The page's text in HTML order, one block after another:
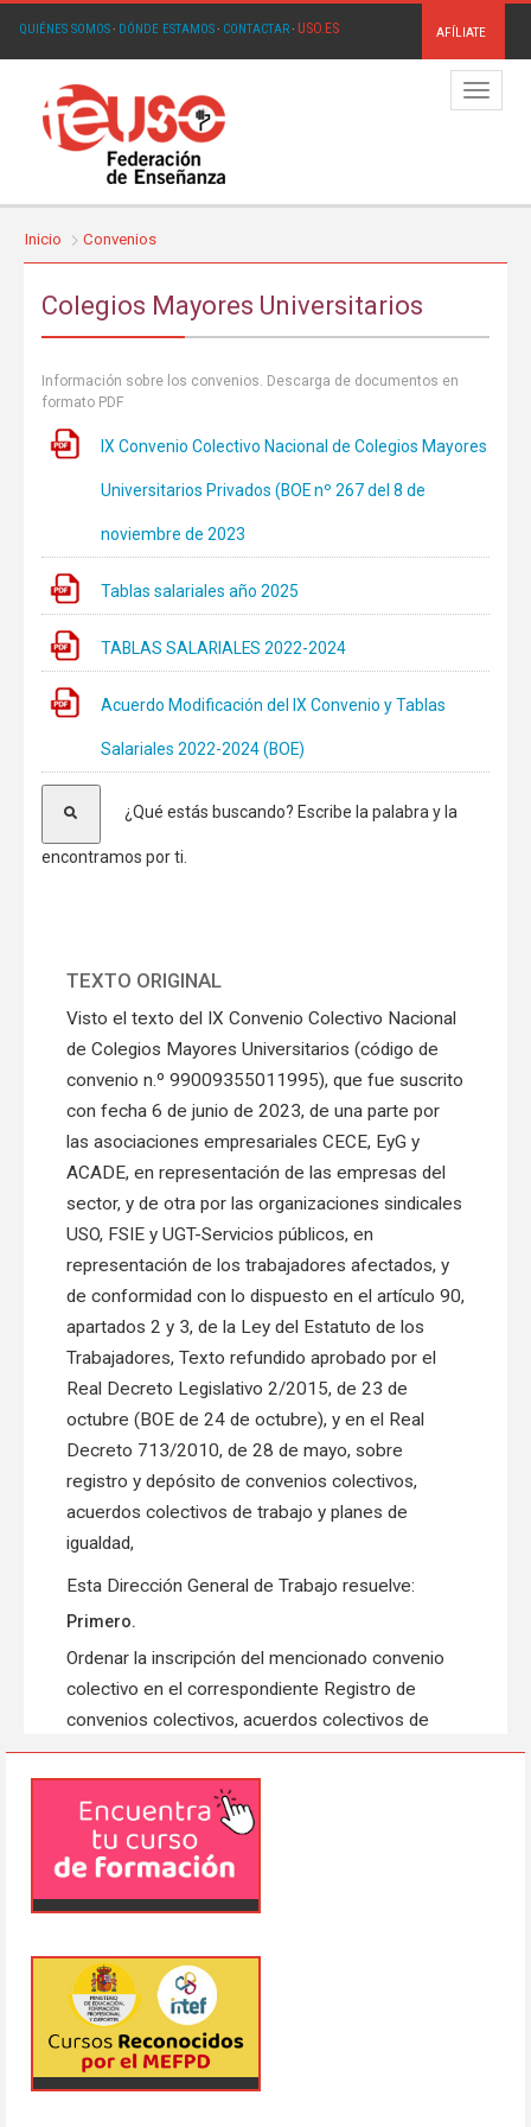
QUIÉNES SOMOS· DÓNDE ESTAMOS· CONTACTAR· USO.ES AFÍLIATE
Menú
Inicio Convenios
Colegios Mayores Universitarios
Información sobre los convenios. Descarga de documentos en
formato PDF
IX Convenio Colectivo Nacional de Colegios Mayores
Universitarios Privados (BOE nº 267 del 8 de
noviembre de 2023
Tablas salariales año 2025
TABLAS SALARIALES 2022-2024
Acuerdo Modificación del IX Convenio y Tablas
Salariales 2022-2024 (BOE)
¿Qué estás buscando? Escribe la palabra y la
encontramos por ti.
TEXTO ORIGINAL
Visto el texto del IX Convenio Colectivo Nacional
de Colegios Mayores Universitarios (código de
convenio n.º 99009355011995), que fue suscrito
con fecha 6 de junio de 2023, de una parte por
las asociaciones empresariales CECE, EyG y
ACADE, en representación de las empresas del
sector, y de otra por las organizaciones sindicales
USO, FSIE y UGT-Servicios públicos, en
representación de los trabajadores afectados, y
de conformidad con lo dispuesto en el artículo 90,
apartados 2 y 3, de la Ley del Estatuto de los
Trabajadores, Texto refundido aprobado por el
Real Decreto Legislativo 2/2015, de 23 de
octubre (BOE de 24 de octubre), y en el Real
Decreto 713/2010, de 28 de mayo, sobre
registro y depósito de convenios colectivos,
acuerdos colectivos de trabajo y planes de
igualdad,
Esta Dirección General de Trabajo resuelve:
Primero.
Ordenar la inscripción del mencionado convenio
colectivo en el correspondiente Registro de
convenios colectivos, acuerdos colectivos de
trabajo y planes de igualdad con funcionamiento a
través de medios electrónicos de este Centro
Directivo, con notificación a la Comisión
Negociadora.
Segundo.
Disponer su publicación en el «Boletín Oficial del
Madrid, 27 de octubre de 2023.–El Director
General de Trabajo, Ricardo Morón Prieto.
IX CONVENIO COLECTIVO NACIONAL DE COLEGIOS
MAYORES UNIVERSITARIOS PRIVADOS